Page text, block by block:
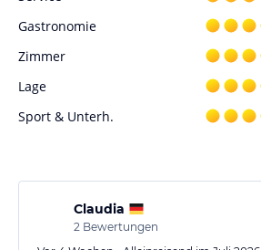
Gastronomie
Zimmer
Lage
Sport & Unterh.
Claudia
2 Bewertungen